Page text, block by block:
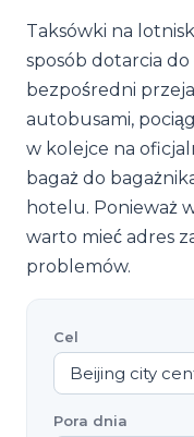
Taksówki na
sposób dotarcia
bezpośredni
autobusami,
w kolejce na
bagaż do
hotelu. Ponieważ
warto mieć adres
problemów.
Cel
Pora dnia